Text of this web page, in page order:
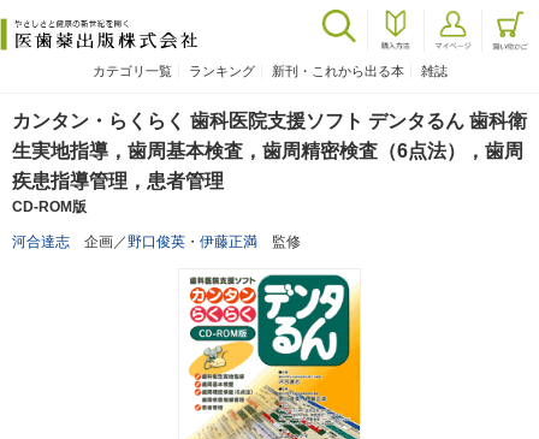
カテゴリ一覧 ランキング 新刊・これから出る本 雑誌
カンタン・らくらく 歯科医院支援ソフト デンタるん 歯科衛
生実地指導，歯周基本検査，歯周精密検査（6点法），歯周
疾患指導管理，患者管理
CD-ROM版
河合達志 企画／野口俊英 ・ 伊藤正満 監修